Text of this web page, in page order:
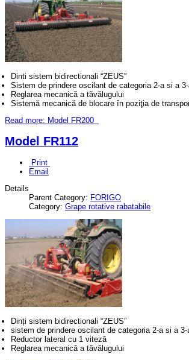
Dinti sistem bidirectionali “ZEUS”
Sistem de prindere oscilant de categoria 2-a si a
Reglarea mecanică a tăvălugului
Sistemă mecanică de blocare în poziţia de
Read more: Model FR200
Model FR112
Print
Email
Details
Parent Category: FORIGO
Category: Grape rotative rabatabile
Dinți sistem bidirectionali “ZEUS”
sistem de prindere oscilant de categoria 2-a si a 3-
Reductor lateral cu 1 viteză
Reglarea mecanică a tăvălugului